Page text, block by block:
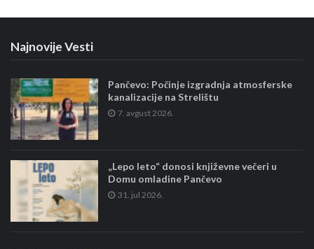
Najnovije Vesti
Pančevo: Počinje izgradnja atmosferske
kanalizacije na Strelištu
7. avgust 2026.
„Lepo leto“ donosi književne večeri u
Domu omladine Pančevo
31. jul 2026.